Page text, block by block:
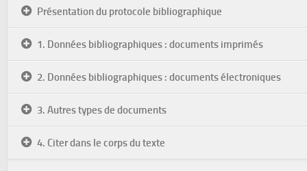
Présentation du protocole bibliographique
1. Données bibliographiques : documents imprimés
2. Données bibliographiques : documents électroniques
3. Autres types de documents
4. Citer dans le corps du texte